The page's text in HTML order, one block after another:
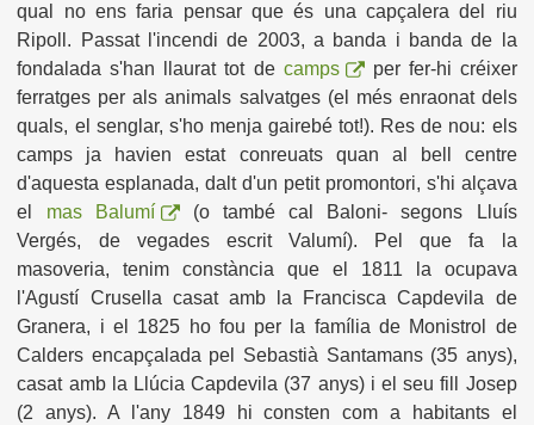
qual no ens faria pensar que és una capçalera del riu
Ripoll. Passat l'incendi de 2003, a banda i banda de la
fondalada s'han llaurat tot de camps
per fer-hi créixer
ferratges per als animals salvatges (el més enraonat dels
quals, el senglar, s'ho menja gairebé tot!). Res de nou: els
camps ja havien estat conreuats quan al bell centre
d'aquesta esplanada, dalt d'un petit promontori, s'hi alçava
el mas Balumí
(o també cal Baloni- segons Lluís
Vergés, de vegades escrit Valumí). Pel que fa la
masoveria, tenim constància que el 1811 la ocupava
l'Agustí Crusella casat amb la Francisca Capdevila de
Granera, i el 1825 ho fou per la família de Monistrol de
Calders encapçalada pel Sebastià Santamans (35 anys),
casat amb la Llúcia Capdevila (37 anys) i el seu fill Josep
(2 anys). A l'any 1849 hi consten com a habitants el